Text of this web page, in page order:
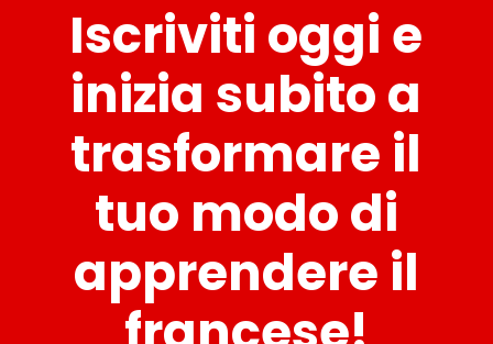
Iscriviti oggi e
inizia subito a
trasformare il
tuo modo di
apprendere il